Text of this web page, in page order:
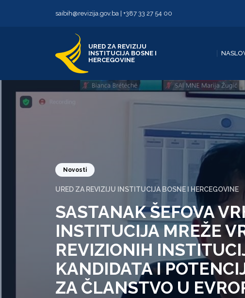
saibih@revizija.gov.ba +387 33 27 54 00
URED ZA REVIZIJU
INSTITUCIJA BOSNE I
HERCEGOVINE
Novosti
URED ZA REVIZIJU INSTITUCIJA BOSNE I HERCEGOVINE
SASTANAK ŠEFOVA
INSTITUCIJA MREŽE
REVIZIONIH
KANDIDATA I
ZA ČLANSTVO U